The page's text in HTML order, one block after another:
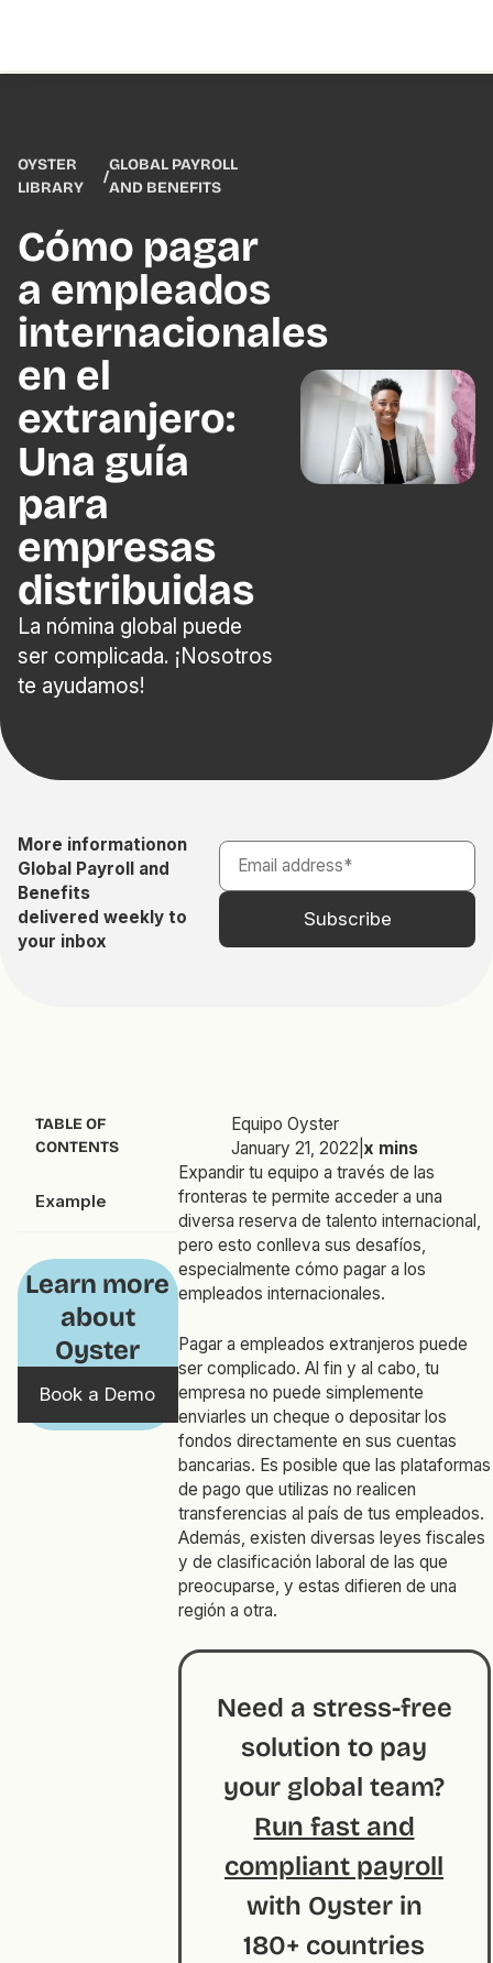
OYSTER
LIBRARY
/
GLOBAL PAYROLL
AND BENEFITS
Cómo pagar
a empleados
internacionales
en el
extranjero:
Una guía
para
empresas
distribuidas
La nómina global puede
ser complicada. ¡Nosotros
te ayudamos!
More informationon
Global Payroll and
Benefits
delivered weekly to
your inbox
TABLE OF
CONTENTS
Example
Learn more
about
Oyster
Book a Demo
Equipo Oyster
January 21, 2022 x mins
Expandir tu equipo a través de las
fronteras te permite acceder a una
diversa reserva de talento internacional,
pero esto conlleva sus desafíos,
especialmente cómo pagar a los
empleados internacionales.
Pagar a empleados extranjeros puede
ser complicado. Al fin y al cabo, tu
empresa no puede simplemente
enviarles un cheque o depositar los
fondos directamente en sus cuentas
bancarias. Es posible que las plataformas
de pago que utilizas no realicen
transferencias al país de tus empleados.
Además, existen diversas leyes fiscales
y de clasificación laboral de las que
preocuparse, y estas difieren de una
región a otra.
Need a stress-free
solution to pay
your global team?
Run fast and
compliant payroll
with Oyster in
180+ countries